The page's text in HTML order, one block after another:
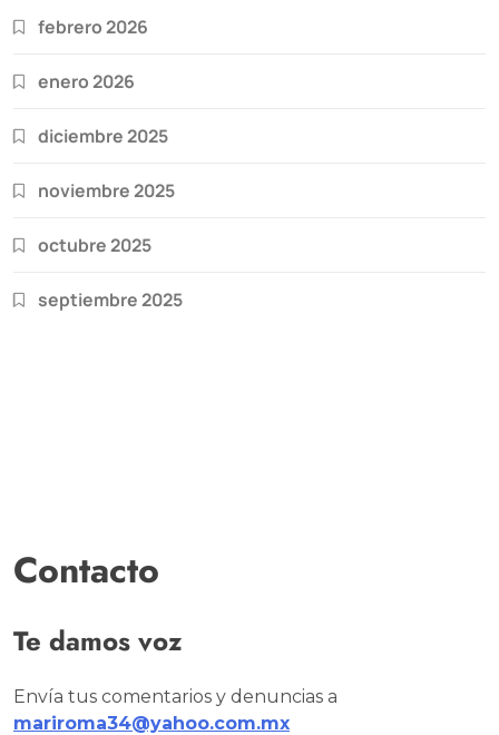
febrero 2026
enero 2026
diciembre 2025
noviembre 2025
octubre 2025
septiembre 2025
Contacto
Te damos voz
Envía tus comentarios y denuncias a
mariroma34@yahoo.com.mx